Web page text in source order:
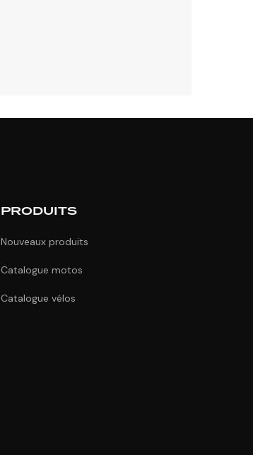
PRODUITS
Nouveaux produits
Catalogue motos
Catalogue vélos